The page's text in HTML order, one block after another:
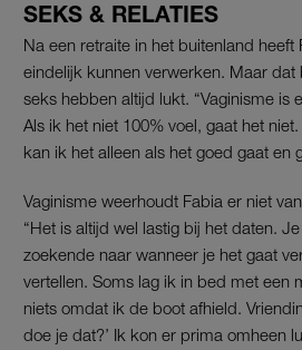
SEKS & RELATIES
Na een retraite in het buitenland heeft
eindelijk kunnen verwerken. Maar
seks hebben altijd lukt. “Vaginisme is
Als ik het niet 100% voel, gaat het
kan ik het alleen als het goed gaat en
Vaginisme weerhoudt Fabia er niet
“Het is altijd wel lastig bij het daten.
zoekende naar wanneer je het gaat
vertellen. Soms lag ik in bed met een
niets omdat ik de boot afhield.
doe je dat?’ Ik kon er prima omheen